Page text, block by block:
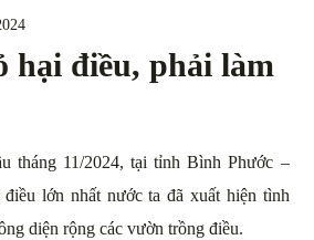
hại điều, phải làm
tháng 11/2024, tại tỉnh Bình Phước –
lớn nhất nước ta đã xuất hiện tình
diện rộng các vườn trồng điều.